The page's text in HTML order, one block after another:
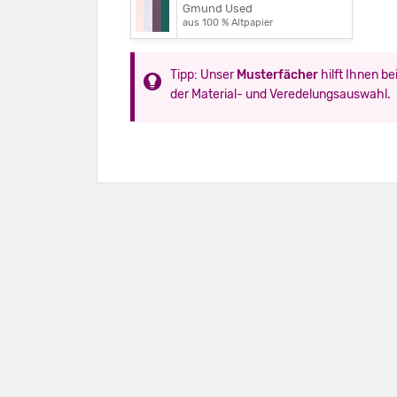
Gmund Used
aus 100 % Altpapier
Tipp: Unser Musterfächer hilft Ihnen bei
der Material- und Veredelungsauswahl.